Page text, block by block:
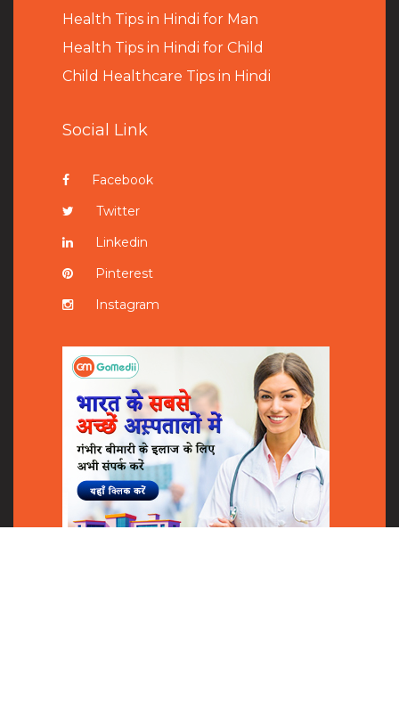
Health Tips in Hindi for Man
Health Tips in Hindi for Child
Child Healthcare Tips in Hindi
Social Link
Facebook
Twitter
Linkedin
Pinterest
Instagram